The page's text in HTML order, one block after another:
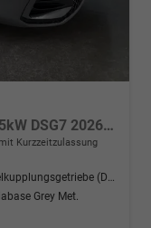
R-Line 2.0 TSI 4Motion 265PS/195kW DSG7 2026 +HUD +TRAVEL +15" NAVI +ACC +360° +PANO +AHK +MATRIX +EL. HECKKLAPPE +KEYLESS +3Z-KLIMA +SHZ +LENKRADHZ +MASSAGE +DIG. COCKPIT
Kurzzeitzulassung
Doppelkupplungsgetriebe (DSG)
Grey Met.